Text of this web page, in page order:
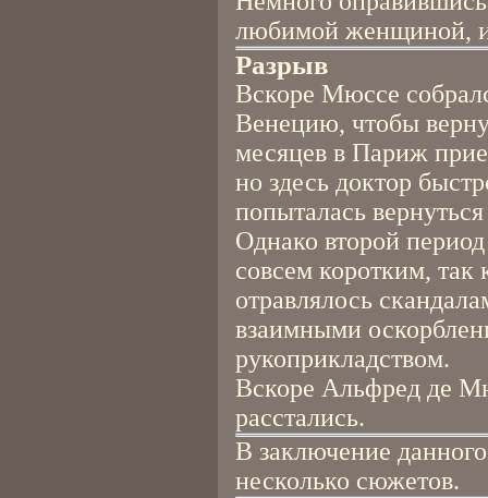
любимой женщиной, и
Разрыв
Вскоре Мюссе
Венецию, чтобы
месяцев в Париж
но здесь доктор
попыталась
Однако второй
совсем коротким, так
отравлялось
взаимными
рукоприкладством.
Вскоре Альфред де
расстались.
В заключение
несколько сюжетов.